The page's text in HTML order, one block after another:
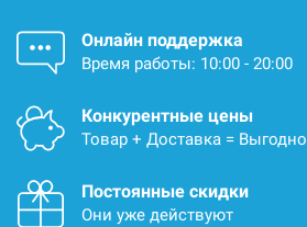
Онлайн поддержка
Время работы: 10:00 - 20:00
Конкурентные цены
Товар + Доставка = Выгодно
Постоянные скидки
Они уже действуют